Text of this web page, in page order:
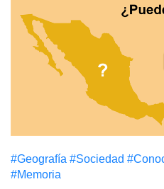
#Geografía #Sociedad
#Memoria